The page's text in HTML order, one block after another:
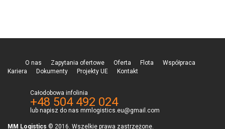
O nas Zapytania ofertowe Oferta Flota
Współpraca
Kariera
Dokumenty Projekty UE Kontakt
Całodobowa infolinia
+48 504 492 024
lub napisz do nas mmlogistics.eu@gmail.com
MM Logistics © 2016. Wszelkie prawa zastrzeżone.